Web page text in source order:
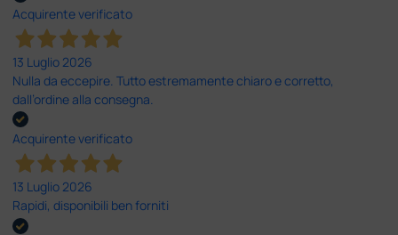
Acquirente verificato
13 Luglio 2026
Nulla da eccepire. Tutto estremamente chiaro e corretto,
dall’ordine alla consegna.
Acquirente verificato
13 Luglio 2026
Rapidi, disponibili ben forniti